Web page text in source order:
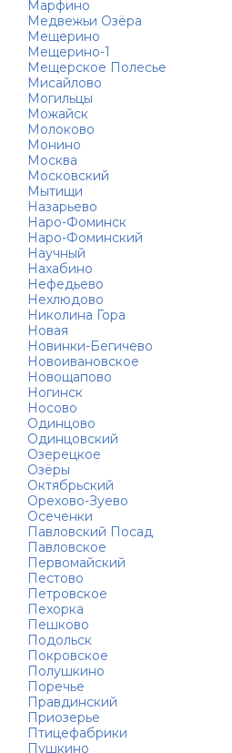
Марфино
Медвежьи Озёра
Мещерино
Мещерино-1
Мещерское Полесье
Мисайлово
Могильцы
Можайск
Молоково
Монино
Москва
Московский
Мытищи
Назарьево
Наро-Фоминск
Наро-Фоминский
Научный
Нахабино
Нефедьево
Нехлюдово
Николина Гора
Новая
Новинки-Бегичево
Новоивановское
Новощапово
Ногинск
Носово
Одинцово
Одинцовский
Озерецкое
Озёры
Октябрьский
Орехово-Зуево
Осеченки
Павловский Посад
Павловское
Первомайский
Пестово
Петровское
Пехорка
Пешково
Подольск
Покровское
Полушкино
Поречье
Правдинский
Приозерье
Птицефабрики
Пушкино